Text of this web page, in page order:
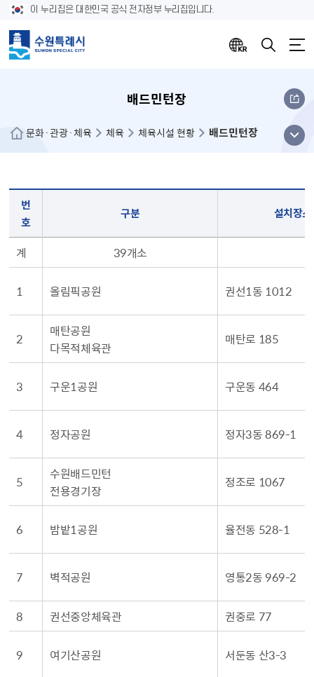
이 누리집은 대한민국 공식 전자정부 누리집입니다.
배드민턴장
문화·관광·체육 체육 체육시설 현황 배드민턴장
메뉴
열기
번
호
구분 설치장소
계 39개소
1 올림픽공원 권선1동 1012
2
매탄공원
다목적체육관
매탄로 185
3 구운1공원 구운동 464
4 정자공원 정자3동 869-1
5
수원배드민턴
전용경기장
정조로 1067
6 밤밭1공원 율전동 528-1
7 벽적공원 영통2동 969-2
8 권선중앙체육관 권중로 77
9 여기산공원 서둔동 산3-3